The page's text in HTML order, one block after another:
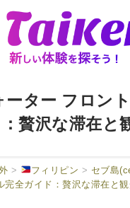
ーター フロン
贅沢な滞在と
> フィリピン > セブ島
完全ガイド：贅沢な滞在と